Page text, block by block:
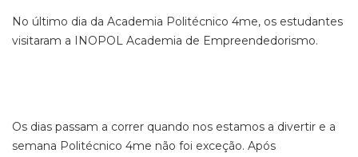
No último dia da Academia Politécnico 4me, os estudantes
visitaram a INOPOL Academia de Empreendedorismo.
Os dias passam a correr quando nos estamos a divertir e a
semana Politécnico 4me não foi exceção. Após